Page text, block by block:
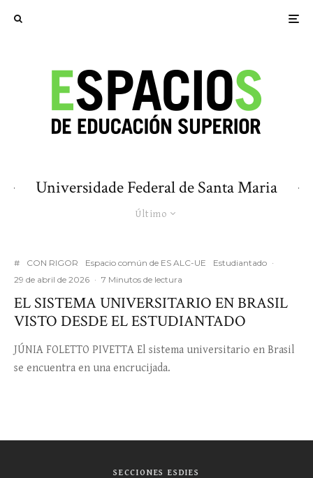
Universidade Federal de Santa Maria
Último
# CON RIGOR Espacio común de ES ALC-UE Estudiantado ·
29 de abril de 2026 · 7 Minutos de lectura
EL SISTEMA UNIVERSITARIO EN BRASIL
VISTO DESDE EL ESTUDIANTADO
JÚNIA FOLETTO PIVETTA El sistema universitario en Brasil
se encuentra en una encrucijada.
SECCIONES ESDIES